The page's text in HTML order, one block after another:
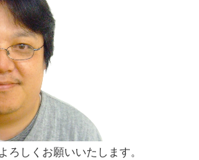
ろしくお願いいたします。